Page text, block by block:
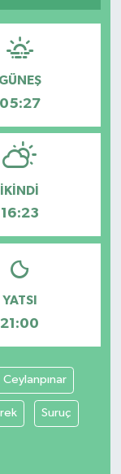
GÜNEŞ
05:27
İKINDI
16:23
YATSI
21:00
Ceylanpınar
Suruç